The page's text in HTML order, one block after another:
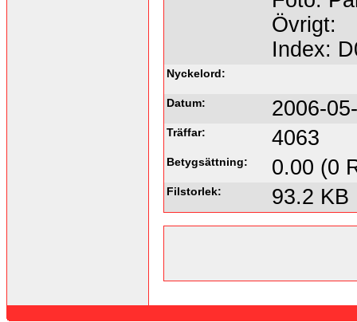
Övrigt:
Index:
Nyckelord:
Datum: 2006-
Träffar: 4063
Betygsättning: 0.00 (0
Filstorlek: 93.2 KB